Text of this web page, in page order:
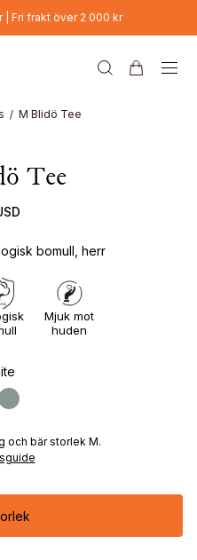
| Fri frakt över 2 000 kr
M Blidö Tee
Tee
bomull, herr
Mjuk mot
huden
och bär storlek M.